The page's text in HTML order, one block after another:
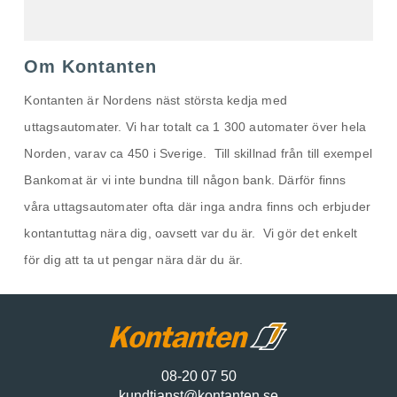
Om Kontanten
Kontanten är Nordens näst största kedja med
uttagsautomater. Vi har totalt ca 1 300 automater över hela
Norden, varav ca 450 i Sverige. Till skillnad från till exempel
Bankomat är vi inte bundna till någon bank. Därför finns
våra uttagsautomater ofta där inga andra finns och erbjuder
kontantuttag nära dig, oavsett var du är. Vi gör det enkelt
för dig att ta ut pengar nära där du är.
08-20 07 50